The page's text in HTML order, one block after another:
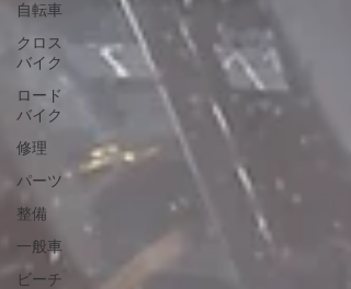
自転車
クロス
バイク
ロード
バイク
修理
パーツ
整備
一般車
ビーチ